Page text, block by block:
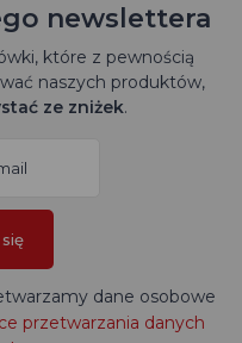
newslettera
które z pewnością
naszych produktów,
ze zniżek.
dane osobowe
przetwarzania danych